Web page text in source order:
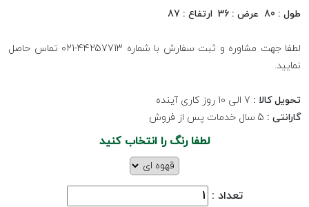
طول : 80 عرض : 36 ارتفاع : 87
لطفا جهت مشاوره و ثبت سفارش با شماره 44257713-021 تماس حاصل
نمایید.
تحویل کالا :
گارانتی :
لطفا رنگ را انتخاب کنید
تعداد :